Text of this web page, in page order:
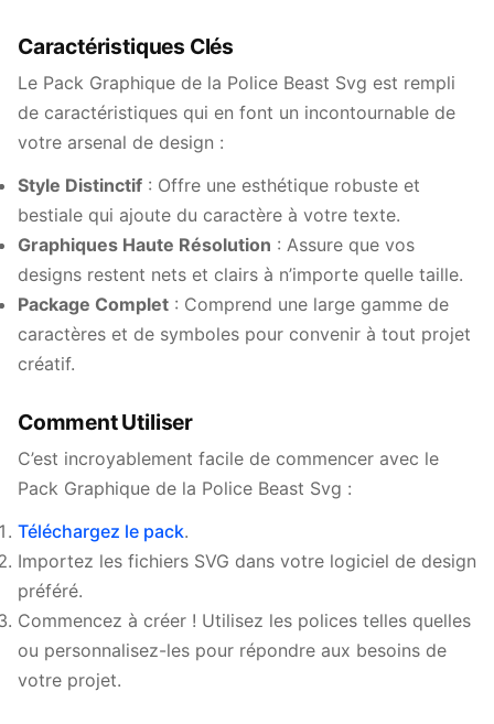
Caractéristiques Clés
Le Pack Graphique de la Police Beast Svg est rempli
de caractéristiques qui en font un incontournable de
votre arsenal de design :
Style Distinctif : Offre une esthétique robuste et
bestiale qui ajoute du caractère à votre texte.
Graphiques Haute Résolution : Assure que vos
designs restent nets et clairs à n’importe quelle taille.
Package Complet : Comprend une large gamme de
caractères et de symboles pour convenir à tout projet
créatif.
Comment Utiliser
C’est incroyablement facile de commencer avec le
Pack Graphique de la Police Beast Svg :
Téléchargez le pack.
Importez les fichiers SVG dans votre logiciel de design
préféré.
Commencez à créer ! Utilisez les polices telles quelles
ou personnalisez-les pour répondre aux besoins de
votre projet.